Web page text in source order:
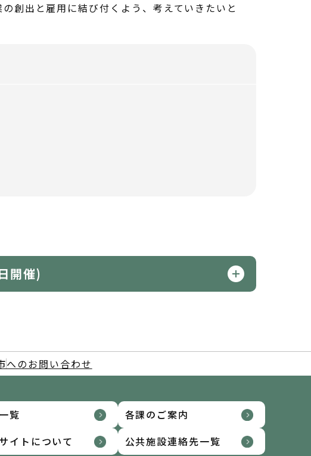
創出と雇用に結び付くよう、考えていきたいと
開催)
へのお問い合わせ
覧
各課のご案内
イトについて
公共施設連絡先一覧